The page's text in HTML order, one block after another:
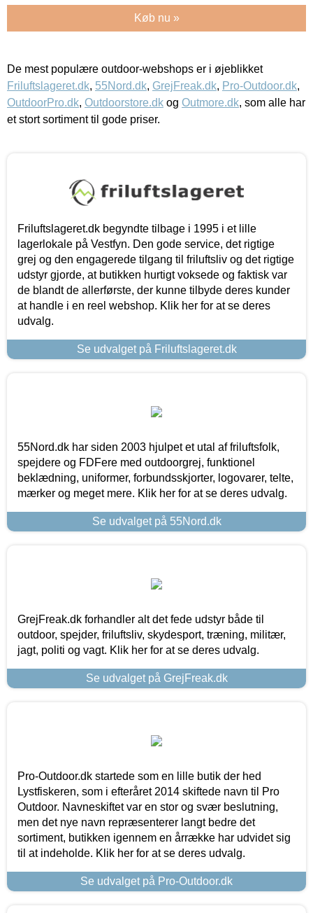
Køb nu »
De mest populære outdoor-webshops er i øjeblikket
Friluftslageret.dk, 55Nord.dk, GrejFreak.dk, Pro-Outdoor.dk,
OutdoorPro.dk, Outdoorstore.dk og Outmore.dk, som alle har
et stort sortiment til gode priser.
Friluftslageret.dk begyndte tilbage i 1995 i et lille
lagerlokale på Vestfyn. Den gode service, det rigtige
grej og den engagerede tilgang til friluftsliv og det rigtige
udstyr gjorde, at butikken hurtigt voksede og faktisk var
de blandt de allerførste, der kunne tilbyde deres kunder
at handle i en reel webshop. Klik her for at se deres
udvalg.
Se udvalget på Friluftslageret.dk
55Nord.dk har siden 2003 hjulpet et utal af friluftsfolk,
spejdere og FDFere med outdoorgrej, funktionel
beklædning, uniformer, forbundsskjorter, logovarer, telte,
mærker og meget mere. Klik her for at se deres udvalg.
Se udvalget på 55Nord.dk
GrejFreak.dk forhandler alt det fede udstyr både til
outdoor, spejder, friluftsliv, skydesport, træning, militær,
jagt, politi og vagt. Klik her for at se deres udvalg.
Se udvalget på GrejFreak.dk
Pro-Outdoor.dk startede som en lille butik der hed
Lystfiskeren, som i efteråret 2014 skiftede navn til Pro
Outdoor. Navneskiftet var en stor og svær beslutning,
men det nye navn repræsenterer langt bedre det
sortiment, butikken igennem en årrække har udvidet sig
til at indeholde. Klik her for at se deres udvalg.
Se udvalget på Pro-Outdoor.dk